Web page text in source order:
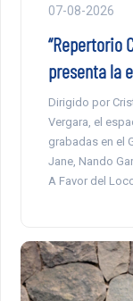
07-08-2026
“Repertorio
presenta la
Dirigido por
Vergara, el
grabadas en el
Jane, Nando
A Favor del